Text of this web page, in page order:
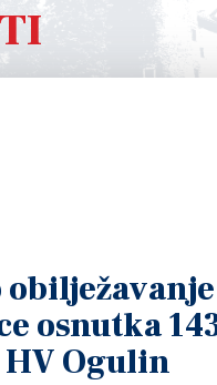
osnutka
Ogulin